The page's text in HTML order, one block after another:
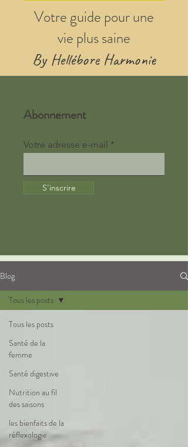
Votre guide pour une
vie plus saine
By Hellébore Harmonie
Abonnement
Votre adresse e-mail
S'inscrire
Blog
Tous les posts
Santé de la
femme
Santé digestive
Nutrition au fil
des saisons
les bienfaits de la
réflexologie
Tous les posts